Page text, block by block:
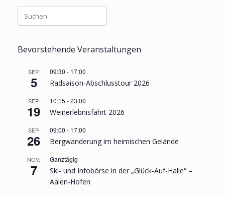
nach:
Bevorstehende Veranstaltungen
SEP.
5
09:30 - 17:00
Radsaison‐Abschlusstour 2026
SEP.
19
10:15 -23:00
Weinerlebnisfahrt 2026
SEP.
26
09:00 - 17:00
Bergwanderung im heimischen Gelände
NOV.
7
Ganztägig
Ski- und Infobörse in der „Glück-Auf-Halle“ –
Aalen-Hofen